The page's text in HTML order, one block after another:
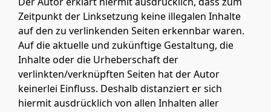
Zeitpunkt der Linksetzung keine illegalen Inhalte
auf den zu verlinkenden Seiten erkennbar waren.
Auf die aktuelle und zukünftige Gestaltung, die
Inhalte oder die Urheberschaft der
verlinkten/verknüpften Seiten hat der Autor
keinerlei Einfluss. Deshalb distanziert er sich
hiermit ausdrücklich von allen Inhalten aller